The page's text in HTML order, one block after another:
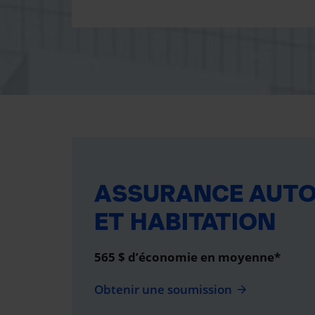
ASSURANCE
ET HABITATION
565 $ d’économie en moyenne*
Obtenir une soumission